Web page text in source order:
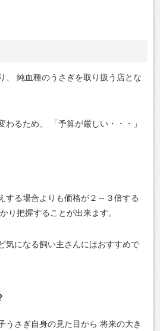
、
純血種のうさぎを取り扱う店とな
わるため、
「予算が厳しい・・・」
する場合よりも価格が２～３倍する
り把握することが出来ます。
気になる飼い主さんにはおすすめで
うさぎ自身の見た目から 将来の大き